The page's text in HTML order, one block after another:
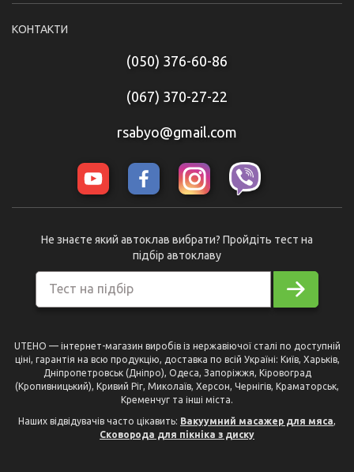
КОНТАКТИ
(050) 376-60-86
(067) 370-27-22
rsabyo@gmail.com
Тест на підбір
Не знаєте який автоклав вибрати? Пройдіть тест на
підбір автоклаву
UTEHO — інтернет-магазин виробів із нержавіючої сталі по доступній
ціні, гарантія на всю продукцію, доставка по всій Україні: Київ, Харьків,
Дніпропетровськ (Дніпро), Одеса, Запоріжжя, Кіровоград
(Кропивницький), Кривий Ріг, Миколаїв, Херсон, Чернігів, Краматорськ,
Кременчуг та інші міста.
Наших відвідувачів часто цікавить: Вакуумний масажер для мяса,
Сковорода для пікніка з диску